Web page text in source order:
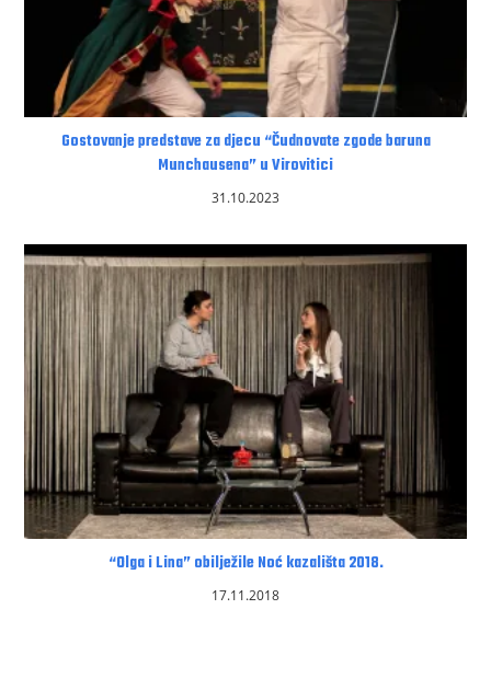
Gostovanje predstave za djecu “Čudnovate zgode baruna
Munchausena” u Virovitici
31.10.2023
“Olga i Lina” obilježile Noć kazališta 2018.
17.11.2018